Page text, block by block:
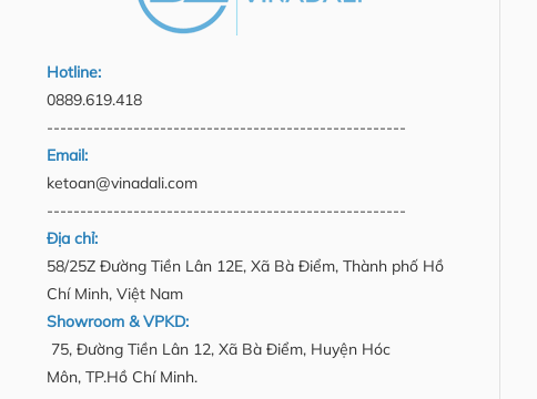
Hotline:
0889.619.418
------------------------------------------------------
Email:
ketoan@vinadali.com
------------------------------------------------------
Địa chỉ:
58/25Z Đường Tiền Lân 12E, Xã Bà Điểm, Thành phố Hồ
Chí Minh, Việt Nam
Showroom & VPKD:
75, Đường Tiền Lân 12, Xã Bà Điểm, Huyện Hóc
Môn, TP.Hồ Chí Minh.